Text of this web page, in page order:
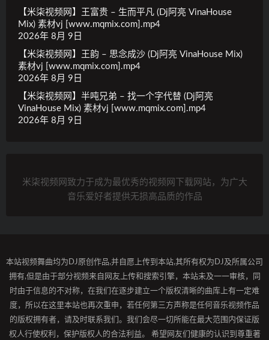
【米柒视频网】王富贵 – 生而平凡 (Dj阿亮 VinaHouse
Mix) 素材vj [www.mqmix.com].mp4
2026年 8月 9日
【米柒视频网】王韵 – 思念成沙 (Dj阿亮 VinaHouse Mix)
素材vj [www.mqmix.com].mp4
2026年 8月 9日
【米柒视频网】半吨兄弟 – 找一个字代替 (Dj阿亮
VinaHouse Mix) 素材vj [www.mqmix.com].mp4
2026年 8月 9日
米柒视频网致力于成为最优秀的视频网下载网站，为广大
音乐爱好者提供无损高品质的作品
本站视频舞曲均为DJ原创作品,并自愿上传到本站,其所有权为DJ及所属公司
拥有,但是由于部分视频来自网友上传和搜索引擎，本站未及一一审核，同
时由于信息的不对称，在我们在逐步建立一个版权清晰的曲库上有一定难
度，所以在这里本站也再次重申，若任何第三方声称是任何音乐视频作品
的版权拥有者，请及时联系我们。我们会尽一切所能在最大范围内保证版
权人行使权利，保护版权人的合法利益。 希望网友们健康的认识到尊重著